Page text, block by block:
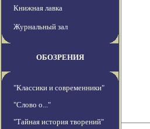
Книжная лавка
Журнальный зал
ОБОЗРЕНИЯ
"Классики и современники"
"Слово о..."
"Тайная история творений"